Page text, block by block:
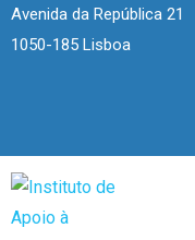
Avenida da República 21
1050-185 Lisboa